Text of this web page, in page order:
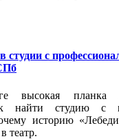
студии с
высокая планка
найти студию с
историю
театр.